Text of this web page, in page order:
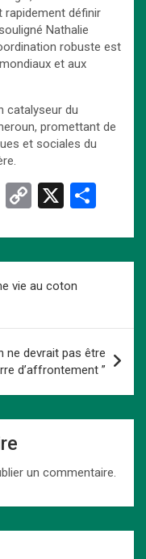
rapidement définir
Nathalie
robuste est
et aux
catalyseur du
promettant de
et sociales du
Li
ke
dI
n
C
py
n
k
X
ta
vie au coton
ne devrait pas être
d’affrontement ”
un commentaire.